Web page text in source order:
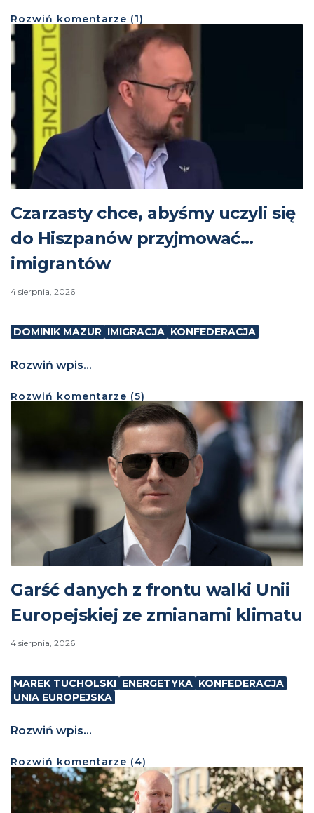
Rozwiń komentarze (1)
Czarzasty chce, abyśmy uczyli się
do Hiszpanów przyjmować…
imigrantów
4 sierpnia, 2026
DOMINIK MAZUR IMIGRACJA KONFEDERACJA
Rozwiń wpis...
Rozwiń komentarze (5)
Garść danych z frontu walki Unii
Europejskiej ze zmianami klimatu
4 sierpnia, 2026
MAREK TUCHOLSKI ENERGETYKA KONFEDERACJA
UNIA EUROPEJSKA
Rozwiń wpis...
Rozwiń komentarze (4)